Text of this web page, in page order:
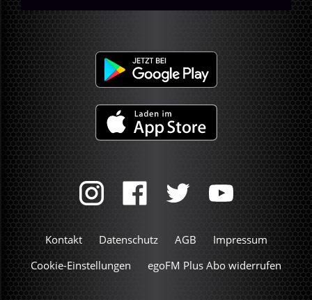
Kontakt Datenschutz AGB
Impressum
Cookie-Einstellungen
egoFM Plus Abo widerrufen